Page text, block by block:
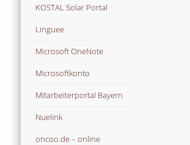
KOSTAL Solar Portal
Linguee
Microsoft OneNote
Microsoftkonto
Mitarbeiterportal Bayern
Nuelink
oncoo.de – online